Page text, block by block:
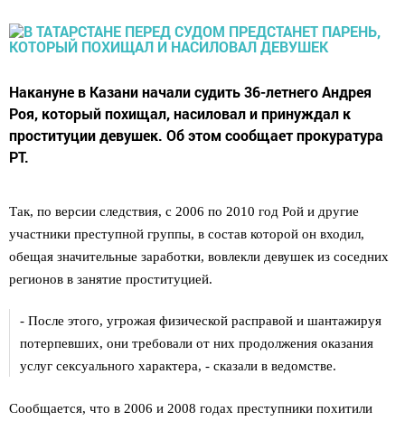
Накануне в Казани начали судить 36-летнего Андрея
Роя, который похищал, насиловал и принуждал к
проституции девушек. Об этом сообщает прокуратура
РТ.
Так, по версии следствия, с 2006 по 2010 год Рой и другие
участники преступной группы, в состав которой он входил,
обещая значительные заработки, вовлекли девушек из соседних
регионов в занятие проституцией.
- После этого, угрожая физической расправой и шантажируя
потерпевших, они требовали от них продолжения оказания
услуг сексуального характера, - сказали в ведомстве.
Сообщается, что в 2006 и 2008 годах преступники похитили